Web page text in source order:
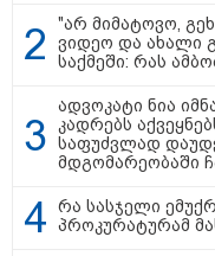
"არ მიმატოვო,
ვიდეო და ახალი
საქმეში: რას
ადვოკატი ნია
კადრებს
საფუძვლად
მდგომარეობაში
რა სასჯელი
პროკურატურამ